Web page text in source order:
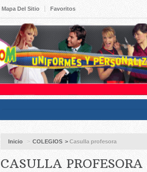
Mapa Del Sitio Favoritos
Inicio > COLEGIOS > Casulla profesora
CASULLA PROFESORA